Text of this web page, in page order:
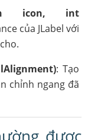
icon, int
của JLabel với
: Tạo
chỉnh ngang đã